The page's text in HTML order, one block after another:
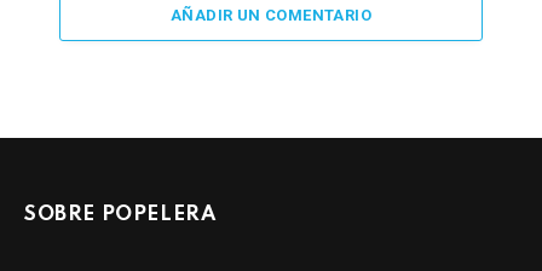
AÑADIR UN COMENTARIO
SOBRE POPELERA